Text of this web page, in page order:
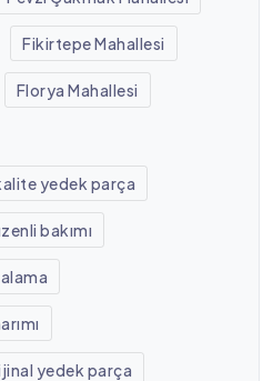
Fikirtepe Mahallesi
Florya Mahallesi
yedek parça
bakımı
yedek parça